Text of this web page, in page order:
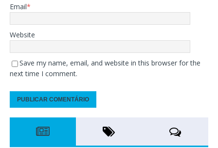
Email*
Website
Save my name, email, and website in this browser for the
next time I comment.